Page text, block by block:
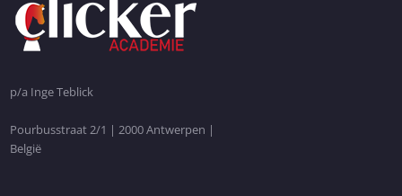
p/a Inge Teblick
Pourbusstraat 2/1 | 2000 Antwerpen |
België